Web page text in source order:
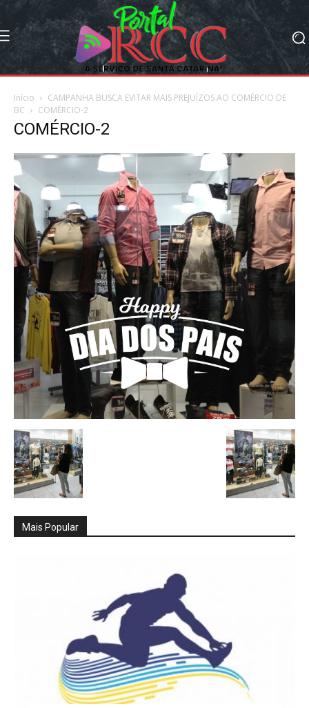
Início
CAMPANHA BUSCA EVITAR MAIS PREJUÍZOS AO COMÉRCIO DE
BC
COMÉRCIO-2
COMÉRCIO-2
Mais Popular